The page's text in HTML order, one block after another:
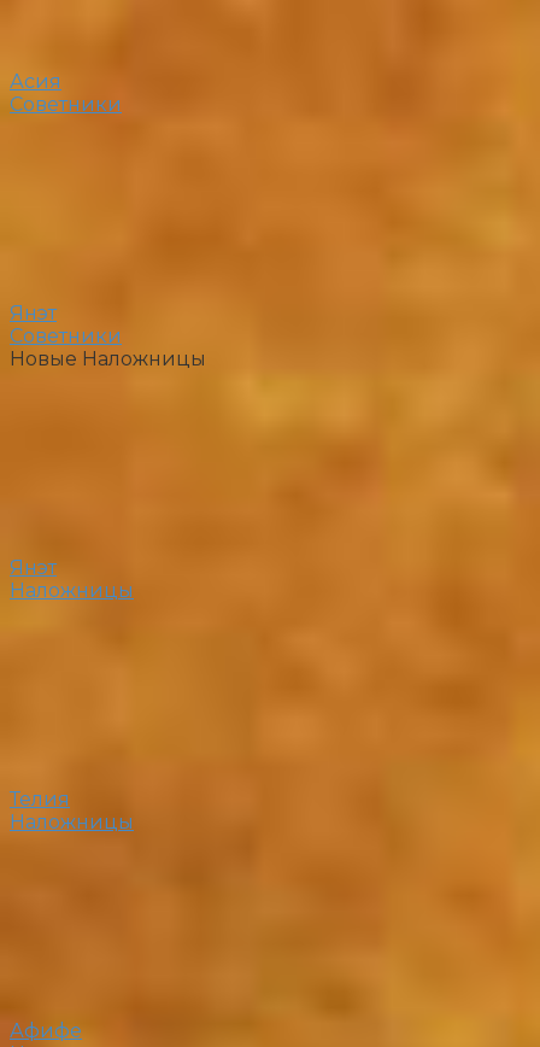
Асия
Советники
Янэт
Советники
Новые Наложницы
Янэт
Наложницы
Телия
Наложницы
Афифе